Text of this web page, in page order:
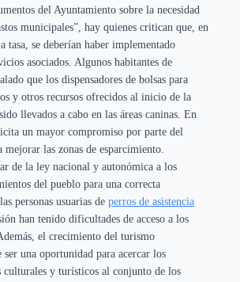
del Ayuntamiento sobre la necesidad
municipales”, hay quienes critican que, en
tasa, se deberían haber implementado
asociados. Algunos habitantes de
que los dispensadores de bolsas para
y otros recursos ofrecidos al inicio de la
llevados a cabo en las áreas caninas. En
un mayor compromiso por parte del
mejorar las zonas de esparcimiento.
de la ley nacional y autonómica a los
del pueblo para una correcta
personas usuarias de perros de asistencia
han tenido dificultades de acceso a los
el crecimiento del turismo
una oportunidad para acercar los
culturales y turísticos al conjunto de los